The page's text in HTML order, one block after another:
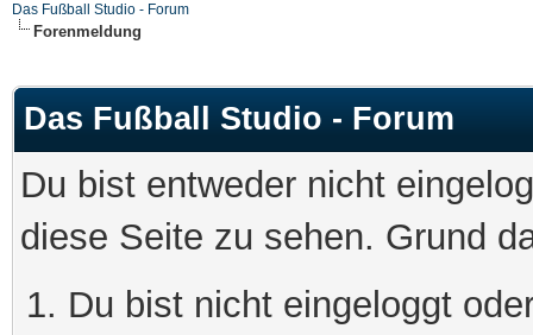
Das Fußball Studio - Forum
Forenmeldung
Das Fußball Studio - Forum
Du bist entweder nicht
diese Seite zu sehen. Grund
Du bist nicht eingeloggt